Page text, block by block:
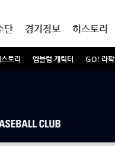
토리 엠블럼 캐릭터 GO! 라팍
단 경기정보 히스토리